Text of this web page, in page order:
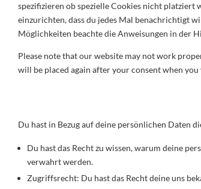
spezifizieren ob spezielle Cookies nicht
einzurichten, dass du jedes Mal benachrichtigt
Möglichkeiten beachte die Anweisungen in der
Please note that our website may not work
will be placed again after your consent when
Du hast in Bezug auf deine persönlichen Daten
Du hast das Recht zu wissen, warum deine
verwahrt werden.
Zugriffsrecht: Du hast das Recht deine uns